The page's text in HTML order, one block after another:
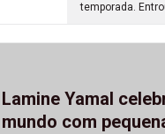
temporada.
Lamine Yamal
mundo com